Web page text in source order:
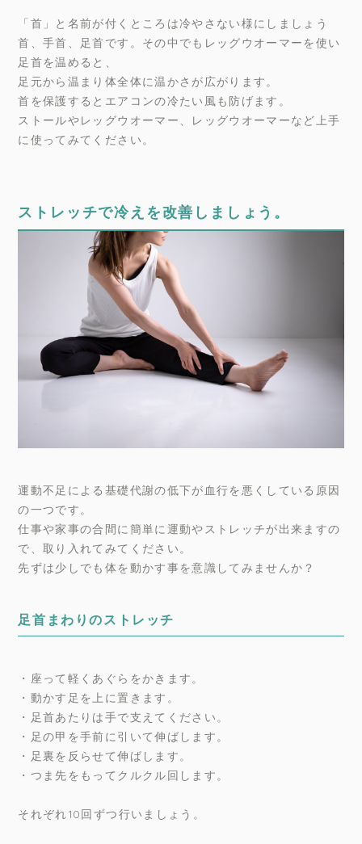
「首」と名前が付くところは冷やさない様にしましょう
首、手首、足首です。その中でもレッグウオーマーを使い
足首を温めると、
足元から温まり体全体に温かさが広がります。
首を保護するとエアコンの冷たい風も防げます。
ストールやレッグウオーマー、レッグウオーマーなど上手
に使ってみてください。
ストレッチで冷えを改善しましょう。
運動不足による基礎代謝の低下が血行を悪くしている原因
の一つです。
仕事や家事の合間に簡単に運動やストレッチが出来ますの
で、取り入れてみてください。
先ずは少しでも体を動かす事を意識してみませんか？
足首まわりのストレッチ
・座って軽くあぐらをかきます。
・動かす足を上に置きます。
・足首あたりは手で支えてください。
・足の甲を手前に引いて伸ばします。
・足裏を反らせて伸ばします。
・つま先をもってクルクル回します。
それぞれ10回ずつ行いましょう。